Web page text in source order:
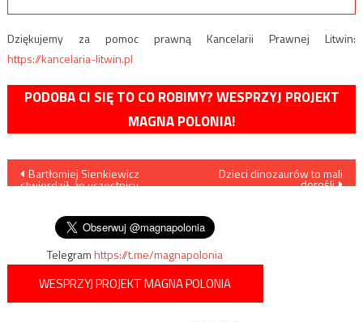
Dziękujemy za pomoc prawną Kancelarii Prawnej Litwin:
https://kancelaria-litwin.pl
PODOBA CI SIĘ TO CO ROBIMY? WESPRZYJ PROJEKT
MAGNA POLONIA!
Nawigacja
wpisu
Bartłomiej Sienkiewicz
stwierdził, że uczestnicy
Dzieci dinozaurów to mali
dorośli
Telegramhttps://t.me/magnapolonia
WESPRZYJ PROJEKT MAGNA POLONIA